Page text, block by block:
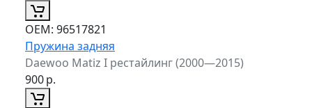
ОЕМ: 96517821
Пружина задняя
Daewoo Matiz I рестайлинг (2000—2015)
900р.